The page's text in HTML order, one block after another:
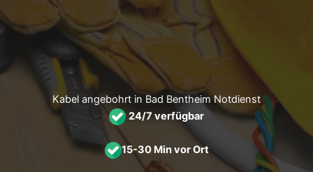
Inhalt
Kabel angebohrt in Bad Bentheim Notdienst
24/7 verfügbar
15-30 Min vor Ort